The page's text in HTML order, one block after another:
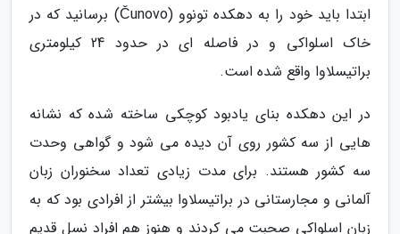
ابتدا باید خود را به دهکده تونوو (Čunovo) برسانید که در
خاک اسلواکی و در فاصله ای در حدود 24 کیلومتری
براتیسلاوا واقع شده است.
در این دهکده بنای یادبود کوچکی ساخته شده که نشانه
هایی از سه کشور روی آن دیده می شود و گواهی وحدت
سه کشور هستند. برای مدت زیادی تعداد سخنوران زبان
آلمانی و مجارستانی در براتیسلاوا بیشتر از افرادی بود که به
زبان اسلواکی صحبت می کردند و هنوز هم افراد نسل قدیم